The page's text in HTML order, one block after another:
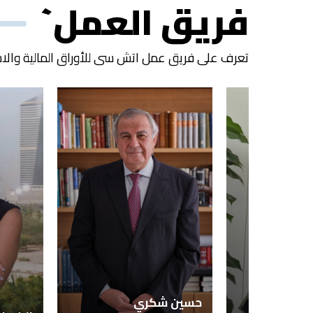
فريق العمل`
تعرف على فريق عمل اتش سى للأوراق المالية
حسين شكري